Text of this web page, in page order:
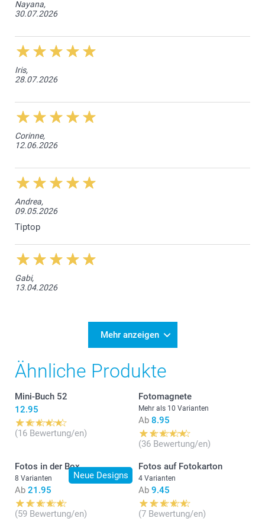
1000+
Nayana,
30.07.2026
Iris,
28.07.2026
Corinne,
12.06.2026
Andrea,
09.05.2026
Tiptop
Gabi,
13.04.2026
Mehr anzeigen
Ähnliche Produkte
Mini-Buch 52
12.95
(16 Bewertung/en)
Fotomagnete
Mehr als 10 Varianten
Ab 8.95
(36 Bewertung/en)
Neue Designs
Fotos in der Box
8 Varianten
Ab 21.95
(59 Bewertung/en)
Fotos auf Fotokarton
4 Varianten
Ab 9.45
(7 Bewertung/en)